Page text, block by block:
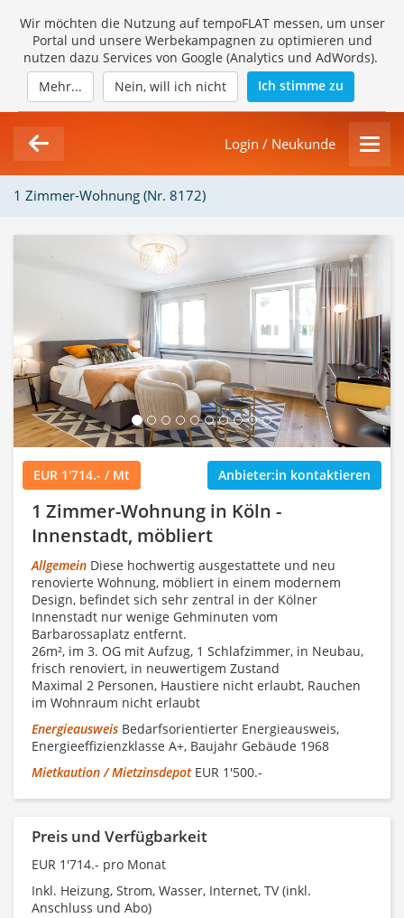
Wir möchten die Nutzung auf tempoFLAT messen, um unser
Portal und unsere Werbekampagnen zu optimieren und
nutzen dazu Services von Google (Analytics und AdWords).
Mehr...
Nein, will ich nicht Ich stimme zu
Login / Neukunde
1 Zimmer-Wohnung (Nr. 8172)
Loading Gallery...
1/10
EUR 1'714.- / Mt Anbieter:in kontaktieren
1 Zimmer-Wohnung in Köln -
Innenstadt, möbliert
Allgemein Diese hochwertig ausgestattete und neu
renovierte Wohnung, möbliert in einem modernem
Design, befindet sich sehr zentral in der Kölner
Innenstadt nur wenige Gehminuten vom
Barbarossaplatz entfernt.
26m², im 3. OG mit Aufzug, 1 Schlafzimmer, in Neubau,
frisch renoviert, in neuwertigem Zustand
Maximal 2 Personen, Haustiere nicht erlaubt, Rauchen
im Wohnraum nicht erlaubt
Energieausweis Bedarfsorientierter Energieausweis,
Energieeffizienzklasse A+, Baujahr Gebäude 1968
Mietkaution / MietzinsdepotEUR 1'500.-
Preis und Verfügbarkeit
EUR 1'714.- pro Monat
Inkl. Heizung, Strom, Wasser, Internet, TV (inkl.
Anschluss und Abo)